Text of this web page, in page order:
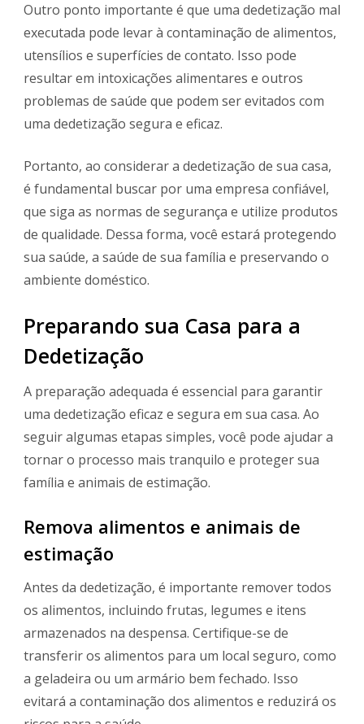
Outro ponto importante é que uma dedetização mal
executada pode levar à contaminação de alimentos,
utensílios e superfícies de contato. Isso pode
resultar em intoxicações alimentares e outros
problemas de saúde que podem ser evitados com
uma dedetização segura e eficaz.
Portanto, ao considerar a dedetização de sua casa,
é fundamental buscar por uma empresa confiável,
que siga as normas de segurança e utilize produtos
de qualidade. Dessa forma, você estará protegendo
sua saúde, a saúde de sua família e preservando o
ambiente doméstico.
Preparando sua Casa para a
Dedetização
A preparação adequada é essencial para garantir
uma dedetização eficaz e segura em sua casa. Ao
seguir algumas etapas simples, você pode ajudar a
tornar o processo mais tranquilo e proteger sua
família e animais de estimação.
Remova alimentos e animais de
estimação
Antes da dedetização, é importante remover todos
os alimentos, incluindo frutas, legumes e itens
armazenados na despensa. Certifique-se de
transferir os alimentos para um local seguro, como
a geladeira ou um armário bem fechado. Isso
evitará a contaminação dos alimentos e reduzirá os